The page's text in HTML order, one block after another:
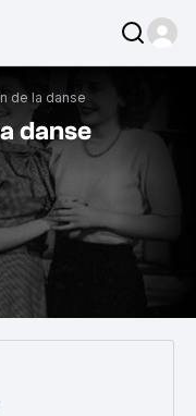
de la danse
danse